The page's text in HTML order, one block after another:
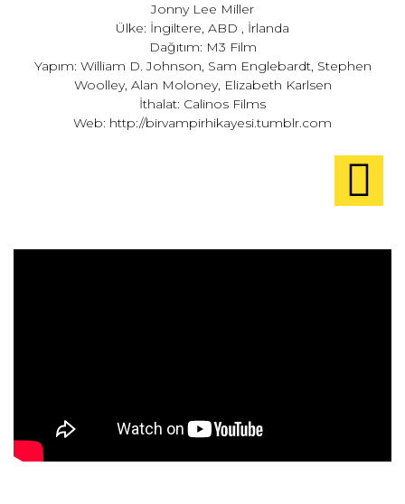
Jonny Lee Miller
Ülke: İngiltere, ABD , İrlanda
Dağıtım: M3 Film
Yapım: William D. Johnson, Sam Englebardt, Stephen
Woolley, Alan Moloney, Elizabeth Karlsen
İthalat: Calinos Films
Web: http://birvampirhikayesi.tumblr.com